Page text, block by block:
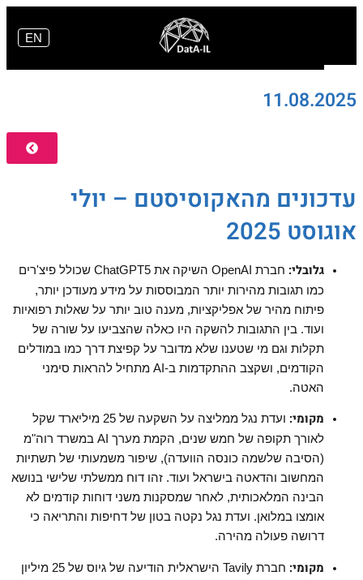
דילוג
EN
11.08.2025
עדכונים מהאקוסיסטם – יולי
אוגוסט 2025
גלובלי: חברת OpenAI השיקה את ChatGPT5 שכולל פיצ'רים
כמו תגובות מהירות יותר המבוססות על מידע מעודכן יותר,
פיתוח מהיר של אפליקציות, מענה טוב יותר על שאלות רפואיות
ועוד. בין התגובות להשקה היו כאלה שהצביעו על שורה של
תקלות וגם מי שטענו שלא מדובר על קפיצת דרך כמו במודלים
הקודמים, ושקצב ההתקדמות ב- AI מתחיל להראות סימני
האטה.
מקומי:
ועדת נגל ממליצה על השקעה של 25 מיליארד שקל
לאורך תקופה של חמש שנים, הקמת מערך AI במשרד רוה"מ
(הסיבה שלשמה כונסה הוועדה), שיפור משמעותי של תשתיות
המחשוב והדאטה בישראל ועוד. זהו דוח ממשלתי שלישי בנושא
הבינה המלאכותית, לאחר שמסקנות משני דוחות קודמים לא
אומצו במלואן. ועדת נגל נקטה בטון של דחיפות והתריאה כי
דרושה פעולה מהירה.
מקומי: חברת Tavily
הישראלית הודיעה של גיוס של 25 מיליון